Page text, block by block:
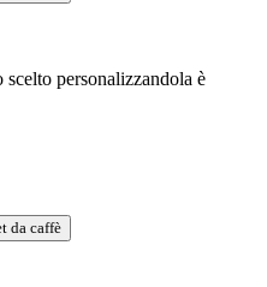
personalizzandola è
da caffè